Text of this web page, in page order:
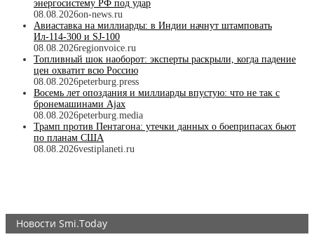
энергосистему РФ под удар
08.08.2026on-news.ru
Авиаставка на миллиарды: в Индии начнут штамповать
Ил‑114‑300 и SJ‑100
08.08.2026regionvoice.ru
Топливный шок наоборот: эксперты раскрыли, когда падение
цен охватит всю Россию
08.08.2026peterburg.press
Восемь лет опоздания и миллиарды впустую: что не так с
бронемашинами Ajax
08.08.2026peterburg.media
Трамп против Пентагона: утечки данных о боеприпасах бьют
по планам США
08.08.2026vestiplaneti.ru